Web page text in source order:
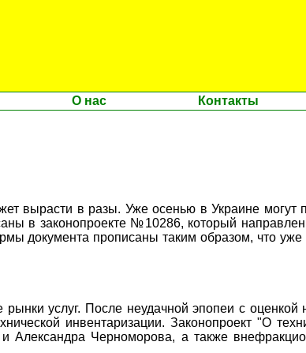
О нас Контакты
вырасти в разы. Уже осенью в Украине могут
в законопроекте №10286, который
документа прописаны таким образом, что
услуг. После неудачной эпопеи с оценкой
инвентаризации. Законопроект "О
Черноморова, а также